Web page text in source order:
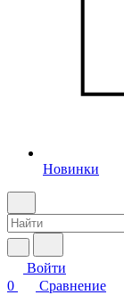
Новинки
Войти
0
Сравнение